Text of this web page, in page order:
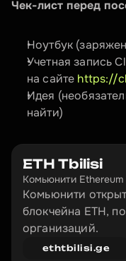
Чек-лист перед
Ноутбук
Учетная запись
на сайте https://
Идея
найти)
ETH Tbilisi
Комьюнити Ethereum
Комьюнити
блокчейна ETH,
организаций.
ethtbilisi.ge